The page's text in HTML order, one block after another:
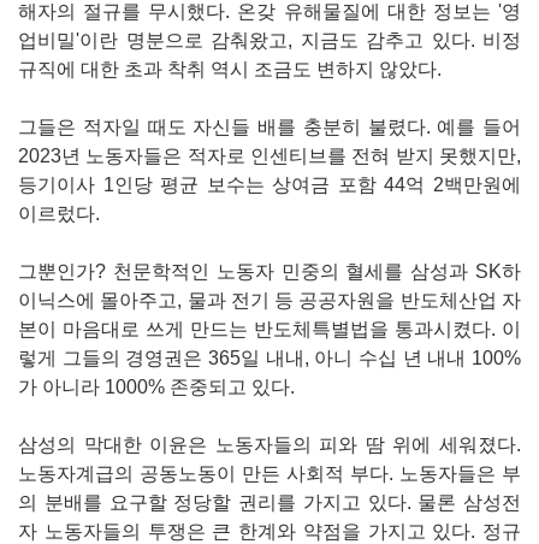
해자의 절규를 무시했다. 온갖 유해물질에 대한 정보는 '영
업비밀'이란 명분으로 감춰왔고, 지금도 감추고 있다. 비정
규직에 대한 초과 착취 역시 조금도 변하지 않았다.
그들은 적자일 때도 자신들 배를 충분히 불렸다. 예를 들어
2023년 노동자들은 적자로 인센티브를 전혀 받지 못했지만,
등기이사 1인당 평균 보수는 상여금 포함 44억 2백만원에
이르렀다.
그뿐인가? 천문학적인 노동자 민중의 혈세를 삼성과 SK하
이닉스에 몰아주고, 물과 전기 등 공공자원을 반도체산업 자
본이 마음대로 쓰게 만드는 반도체특별법을 통과시켰다. 이
렇게 그들의 경영권은 365일 내내, 아니 수십 년 내내 100%
가 아니라 1000% 존중되고 있다.
삼성의 막대한 이윤은 노동자들의 피와 땀 위에 세워졌다.
노동자계급의 공동노동이 만든 사회적 부다. 노동자들은 부
의 분배를 요구할 정당할 권리를 가지고 있다. 물론 삼성전
자 노동자들의 투쟁은 큰 한계와 약점을 가지고 있다. 정규